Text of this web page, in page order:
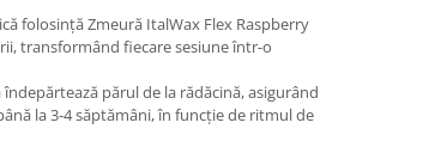
folosință Zmeură ItalWax Flex Raspberry
transformând fiecare sesiune într-o
îndepărtează părul de la rădăcină, asigurând
la 3-4 săptămâni, în funcție de ritmul de